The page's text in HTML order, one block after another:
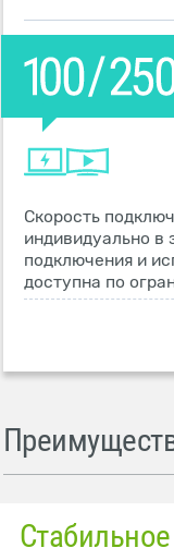
Скорость
индивидуально в
подключения и
доступна по